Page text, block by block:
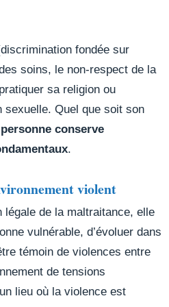
fondée sur
soins, le non-respect de la
sa religion ou
sexuelle. Quel que soit son
conserve
.
violent
légale de la maltraitance, elle
vulnérable, d’évoluer dans
témoin de violences entre
de tensions
lieu où la violence est